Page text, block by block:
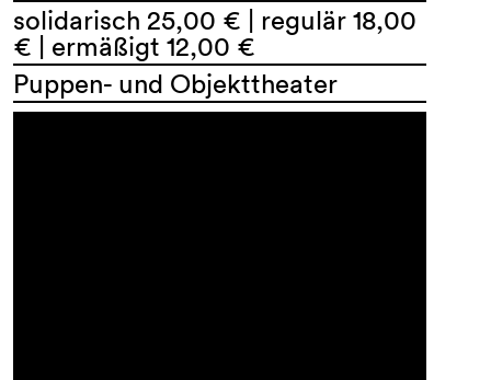
solidarisch 25,00 € | regulär 18,00
€ | ermäßigt 12,00 €
Puppen- und Objekttheater